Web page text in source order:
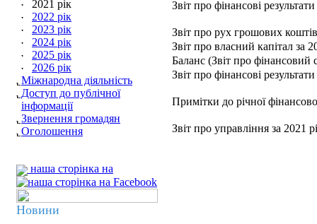
2021 рік
2022 рік
2023 рік
2024 рік
2025 рік
2026 рік
Міжнародна діяльність
Доступ до публічної
інформації
Звернення громадян
Оголошення
наша сторінка на
Новини
Звіт про фінансові
Звіт про рух грошових
Звіт про власний капітал за
Баланс (Звіт про фінансовий
Звіт про фінансові
Примітки до річної
Звіт про управління за 2021